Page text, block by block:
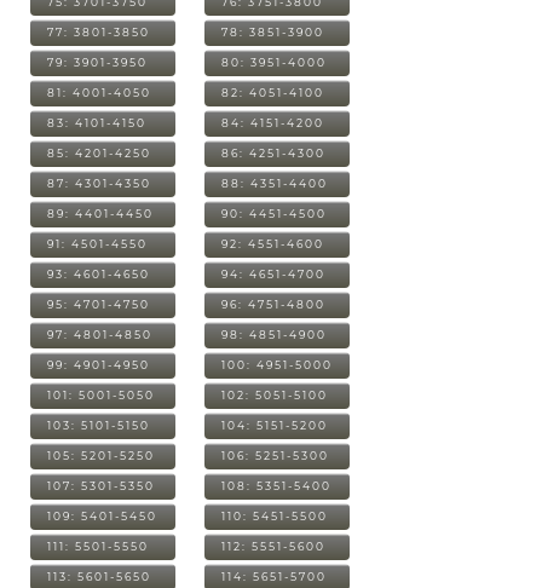
77: 3801-3850 78: 3851-3900
79: 3901-3950 80: 3951-4000
81: 4001-4050 82: 4051-4100
83: 4101-4150 84: 4151-4200
85: 4201-4250 86: 4251-4300
87: 4301-4350 88: 4351-4400
89: 4401-4450 90: 4451-4500
91: 4501-4550 92: 4551-4600
93: 4601-4650 94: 4651-4700
95: 4701-4750 96: 4751-4800
97: 4801-4850 98: 4851-4900
99: 4901-4950 100: 4951-5000
101: 5001-5050 102: 5051-5100
103: 5101-5150 104: 5151-5200
105: 5201-5250 106: 5251-5300
107: 5301-5350 108: 5351-5400
109: 5401-5450 110: 5451-5500
111: 5501-5550 112: 5551-5600
113: 5601-5650 114: 5651-5700